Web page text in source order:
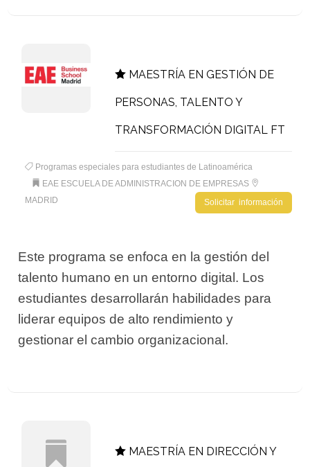
MAESTRÍA EN GESTIÓN DE
PERSONAS, TALENTO Y
TRANSFORMACIÓN DIGITAL FT
Programas especiales para estudiantes de Latinoamérica
EAE ESCUELA DE ADMINISTRACION DE EMPRESAS
MADRID
Solicitar información
Este programa se enfoca en la gestión del
talento humano en un entorno digital. Los
estudiantes desarrollarán habilidades para
liderar equipos de alto rendimiento y
gestionar el cambio organizacional.
MAESTRÍA EN DIRECCIÓN Y